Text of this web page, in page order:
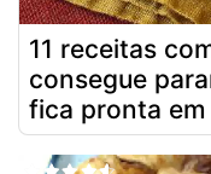
11 receitas
consegue
fica pronta